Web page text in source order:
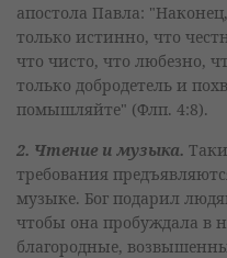
апостола Павла:
только истинно, что
что чисто, что любезно,
только добродетель и
помышляйте" (Флп. 4:8).
2. Чтение и музыка.
требования
музыке. Бог подарил
чтобы она пробуждала в
благородные,